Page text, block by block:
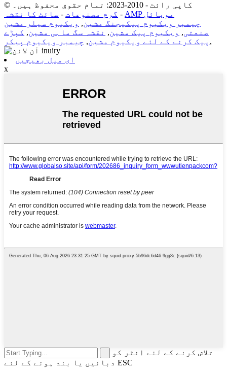
© کاپی رائٹ - 2010-2023: تمام حقوق محفوظ ہیں۔
گرم مصنوعات - سائٹ کا نقشہ -
AMP موبائل
چیمبر ویکیوم پیکیجنگ مشین, ویکیوم سیلر مشین
صنعتی, ویکیوم پیک مشین, نقشہ سگ ماہی مشین, کپڑے
پیک کرنے کے لئے ویکیوم مشین, چیمبر ویکیوم پیکر ,
ای میل بھیجیں
x
تلاش کرنے کے لئے انٹر کو
دبائیں یا بند ہونے کے لئے ESC